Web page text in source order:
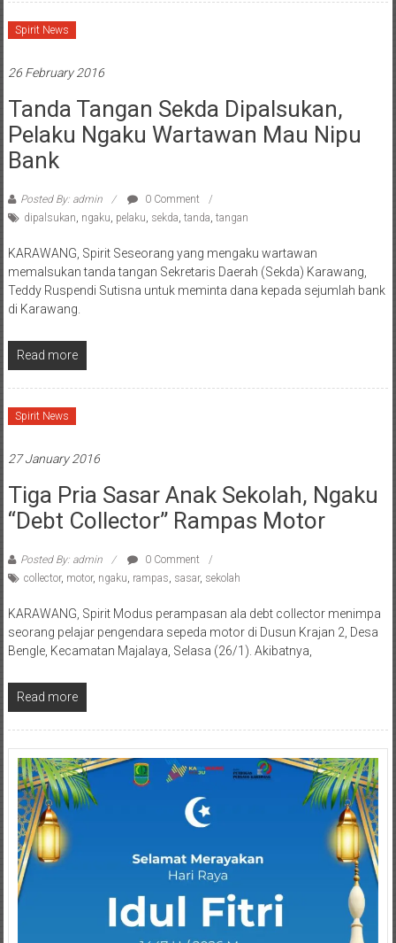
Spirit News
26 February 2016
Tanda Tangan Sekda Dipalsukan,
Pelaku Ngaku Wartawan Mau Nipu
Bank
Posted By: admin
0 Comment
dipalsukan ngaku pelaku sekda tanda tangan
KARAWANG, Spirit Seseorang yang mengaku wartawan
memalsukan tanda tangan Sekretaris Daerah (Sekda) Karawang,
Teddy Ruspendi Sutisna untuk meminta dana kepada sejumlah bank
di Karawang.
Read more
Spirit News
27 January 2016
Tiga Pria Sasar Anak Sekolah, Ngaku
“Debt Collector” Rampas Motor
Posted By: admin
0 Comment
collector, motor, ngaku rampas sasar, sekolah
KARAWANG, Spirit Modus perampasan ala debt collector menimpa
seorang pelajar pengendara sepeda motor di Dusun Krajan 2, Desa
Bengle, Kecamatan Majalaya, Selasa (26/1). Akibatnya,
Read more